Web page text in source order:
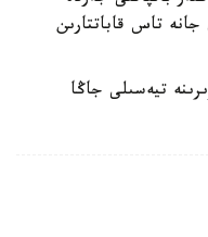
تاس قاباتتارىن
تيەسىلى جاڭا